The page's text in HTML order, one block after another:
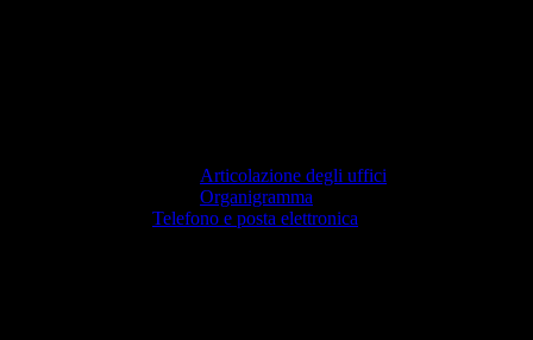
Articolazione degli uffici
Organigramma
Telefono e posta elettronica